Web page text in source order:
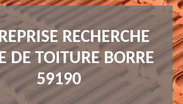
RECHERCHE
DE TOITURE BORRE
59190